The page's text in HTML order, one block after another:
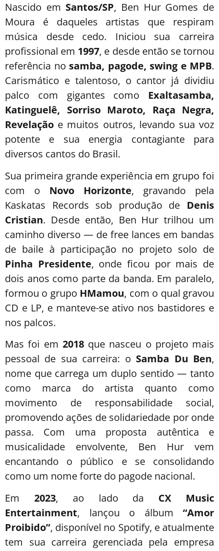
Nascido em Santos/SP, Ben Hur Gomes de
Moura é daqueles artistas que respiram
música desde cedo. Iniciou sua carreira
profissional em 1997, e desde então se tornou
referência no samba, pagode, swing e MPB.
Carismático e talentoso, o cantor já dividiu
palco com gigantes como Exaltasamba,
Katinguelê, Sorriso Maroto, Raça Negra,
Revelação e muitos outros, levando sua voz
potente e sua energia contagiante para
diversos cantos do Brasil.
Sua primeira grande experiência em grupo foi
com o Novo Horizonte, gravando pela
Kaskatas Records sob produção de Denis
Cristian. Desde então, Ben Hur trilhou um
caminho diverso — de free lances em bandas
de baile à participação no projeto solo de
Pinha Presidente, onde ficou por mais de
dois anos como parte da banda. Em paralelo,
formou o grupo HMamou, com o qual gravou
CD e LP, e manteve-se ativo nos bastidores e
nos palcos.
Mas foi em 2018que nasceu o projeto mais
pessoal de sua carreira: o Samba Du Ben,
nome que carrega um duplo sentido — tanto
como marca do artista quanto como
movimento de responsabilidade social,
promovendo ações de solidariedade por onde
passa. Com uma proposta autêntica e
musicalidade envolvente, Ben Hur vem
encantando o público e se consolidando
como um nome forte do pagode nacional.
Em 2023, ao lado da CX Music
Entertainment, lançou o álbum “Amor
Proibido”, disponível no Spotify, e atualmente
tem sua carreira gerenciada pela empresa